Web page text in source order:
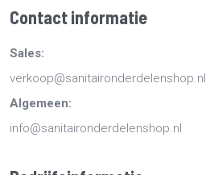
Contact informatie
Sales:
verkoop@sanitaironderdelenshop.nl
Algemeen:
info@sanitaironderdelenshop.nl